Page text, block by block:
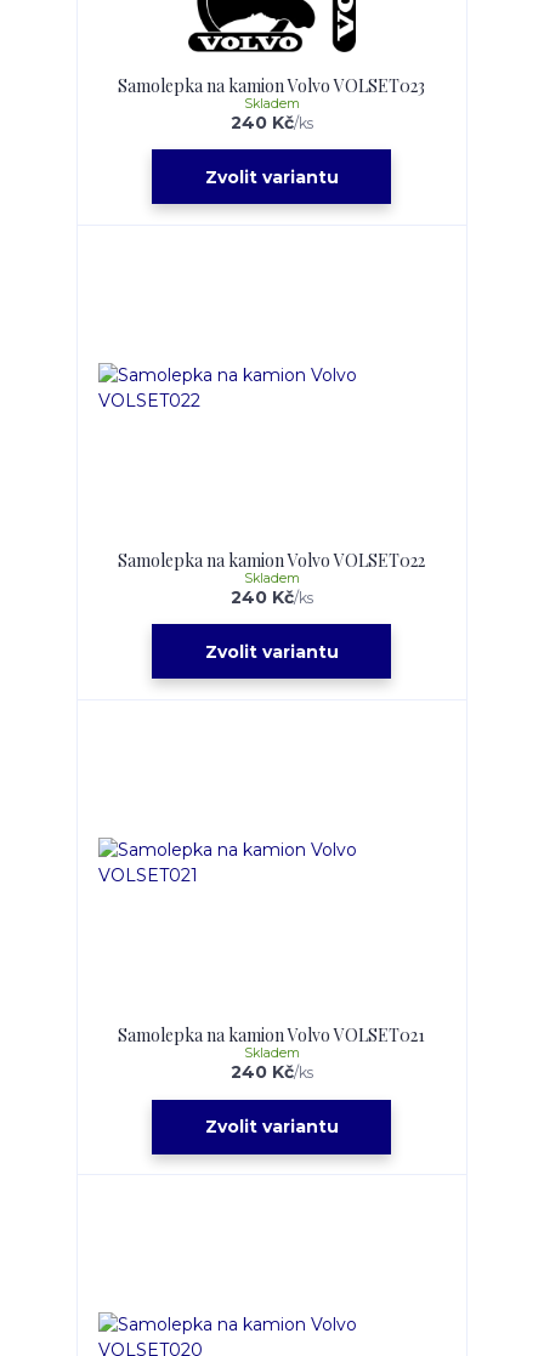
Samolepka na kamion Volvo VOLSET023
240 Kč/ks
Skladem
Zvolit variantu
Samolepka na kamion Volvo VOLSET022
240 Kč/ks
Skladem
Zvolit variantu
Samolepka na kamion Volvo VOLSET021
240 Kč/ks
Skladem
Zvolit variantu